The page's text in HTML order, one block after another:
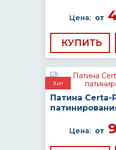
Цена: от
КУПИТЬ
Хит
Патина Certa-
Цена: от